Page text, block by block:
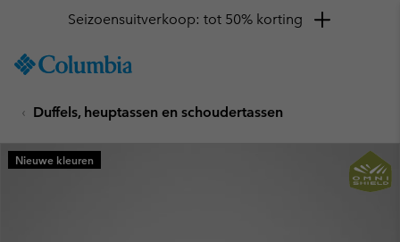
TO
SKIP
MAIN
NAV
Seizoensuitverkoop: tot 50% korting
Duffels, heuptassen en schoudertassen
Nieuwe kleuren